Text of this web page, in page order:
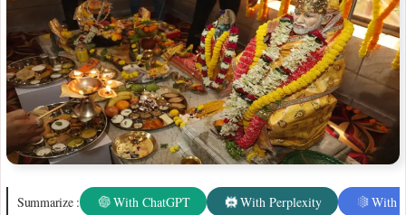
Summarize : With ChatGPT With Perplexity With